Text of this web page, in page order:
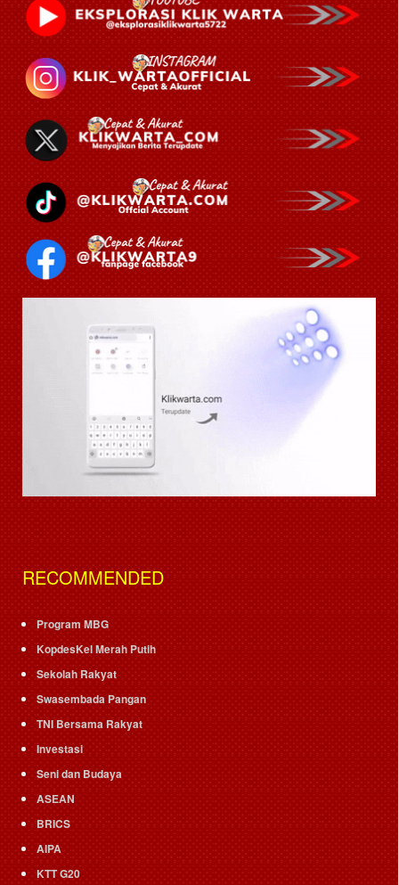
RECOMMENDED
Program MBG
KopdesKel Merah Putih
Sekolah Rakyat
Swasembada Pangan
TNI Bersama Rakyat
Investasi
Seni dan Budaya
ASEAN
BRICS
AIPA
KTT G20